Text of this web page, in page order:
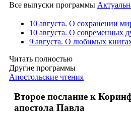
Все выпуски программы
10 августа. О сохранении
10 августа. О современных
9 августа. О любимых
Читать полностью
Другие программы
Апостольские чтения
Второе послание к
апостола Павла